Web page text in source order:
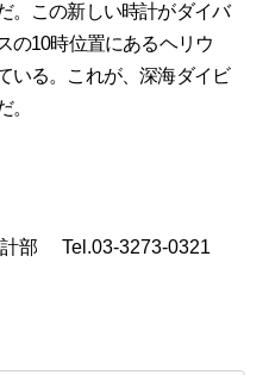
。この新しい時計がダイバ
の10時位置にあるヘリウ
いる。これが、深海ダイビ
。
部 Tel.03-3273-0321